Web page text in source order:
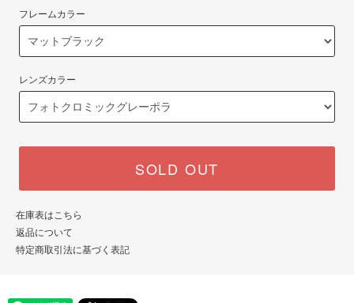
フレームカラー
レンズカラー
SOLD OUT
在庫表はこちら
返品について
特定商取引法に基づく表記